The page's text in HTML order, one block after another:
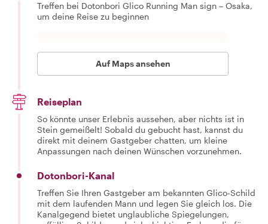
Treffen bei Dotonbori Glico Running Man sign – Osaka,
um deine Reise zu beginnen
Auf Maps ansehen
Reiseplan
So könnte unser Erlebnis aussehen, aber nichts ist in
Stein gemeißelt! Sobald du gebucht hast, kannst du
direkt mit deinem Gastgeber chatten, um kleine
Anpassungen nach deinen Wünschen vorzunehmen.
Dotonbori-Kanal
Treffen Sie Ihren Gastgeber am bekannten Glico-Schild
mit dem laufenden Mann und legen Sie gleich los. Die
Kanalgegend bietet unglaubliche Spiegelungen,